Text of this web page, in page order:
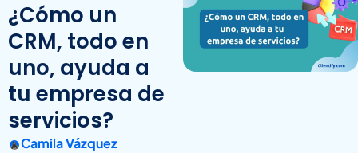
¿Cómo un
CRM, todo en
uno, ayuda a
tu empresa de
servicios?
Camila Vázquez